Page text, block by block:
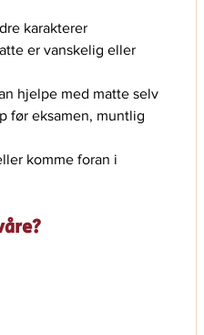
karakterer
er vanskelig eller
hjelpe med matte selv
før eksamen, muntlig
komme foran i